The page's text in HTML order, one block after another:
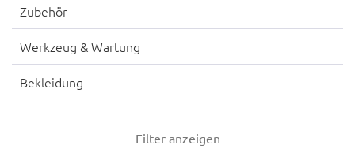
Zubehör
Werkzeug & Wartung
Bekleidung
Filter anzeigen